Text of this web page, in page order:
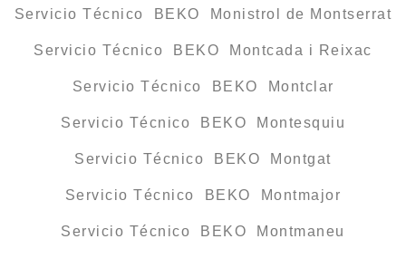
Servicio Técnico BEKO Monistrol de Montserrat
Servicio Técnico BEKO Montcada i Reixac
Servicio Técnico BEKO Montclar
Servicio Técnico BEKO Montesquiu
Servicio Técnico BEKO Montgat
Servicio Técnico BEKO Montmajor
Servicio Técnico BEKO Montmaneu